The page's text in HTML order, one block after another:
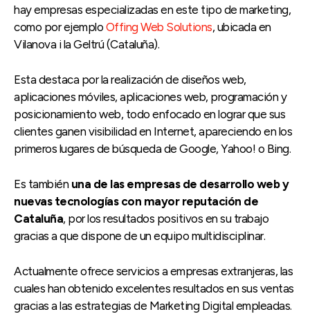
hay empresas especializadas en este tipo de marketing,
como por ejemplo Offing Web Solutions, ubicada en
Vilanova i la Geltrú (Cataluña).
Esta destaca por la realización de diseños web,
aplicaciones móviles, aplicaciones web, programación y
posicionamiento web, todo enfocado en lograr que sus
clientes ganen visibilidad en Internet, apareciendo en los
primeros lugares de búsqueda de Google, Yahoo! o Bing.
Es también una de las empresas de desarrollo web y
nuevas tecnologías con mayor reputación de
Cataluña, por los resultados positivos en su trabajo
gracias a que dispone de un equipo multidisciplinar.
Actualmente ofrece servicios a empresas extranjeras, las
cuales han obtenido excelentes resultados en sus ventas
gracias a las estrategias de Marketing Digital empleadas.